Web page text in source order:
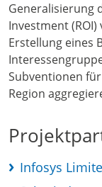
Generalisierung
Investment
Erstellung eines
Subventionen
Region
Infosys